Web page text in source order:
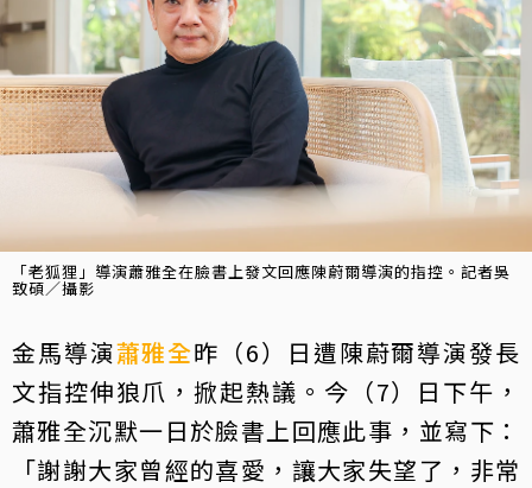
「老狐狸」導演蕭雅全在臉書上發文回應陳蔚爾導演的指控。記者吳
致碩／攝影
金馬導演蕭雅全昨（6）日遭陳蔚爾導演發長
文指控伸狼爪，掀起熱議。今（7）日下午，
蕭雅全沉默一日於臉書上回應此事，並寫下：
「謝謝大家曾經的喜愛，讓大家失望了，非常